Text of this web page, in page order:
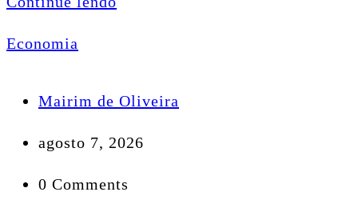
Economia
Mairim de Oliveira
agosto 7, 2026
0 Comments